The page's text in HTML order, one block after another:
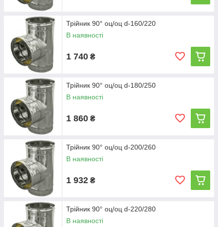
Трійник 90° оц/оц d-160/220
В наявності
1 740 ₴
Трійник 90° оц/оц d-180/250
В наявності
1 860 ₴
Трійник 90° оц/оц d-200/260
В наявності
1 932 ₴
Трійник 90° оц/оц d-220/280
В наявності